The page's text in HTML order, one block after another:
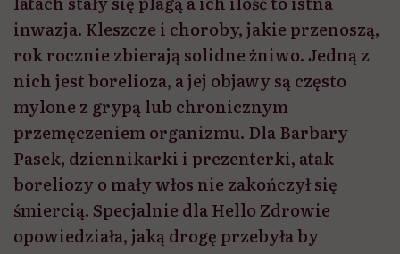
inwazja. Kleszcze i choroby, jakie przenoszą,
rok rocznie zbierają solidne żniwo. Jedną z
nich jest borelioza, a jej objawy są często
mylone z grypą lub chronicznym
przemęczeniem organizmu. Dla Barbary
Pasek, dziennikarki i prezenterki, atak
boreliozy o mały włos nie zakończył się
śmiercią. Specjalnie dla Hello Zdrowie
opowiedziała, jaką drogę przebyła by